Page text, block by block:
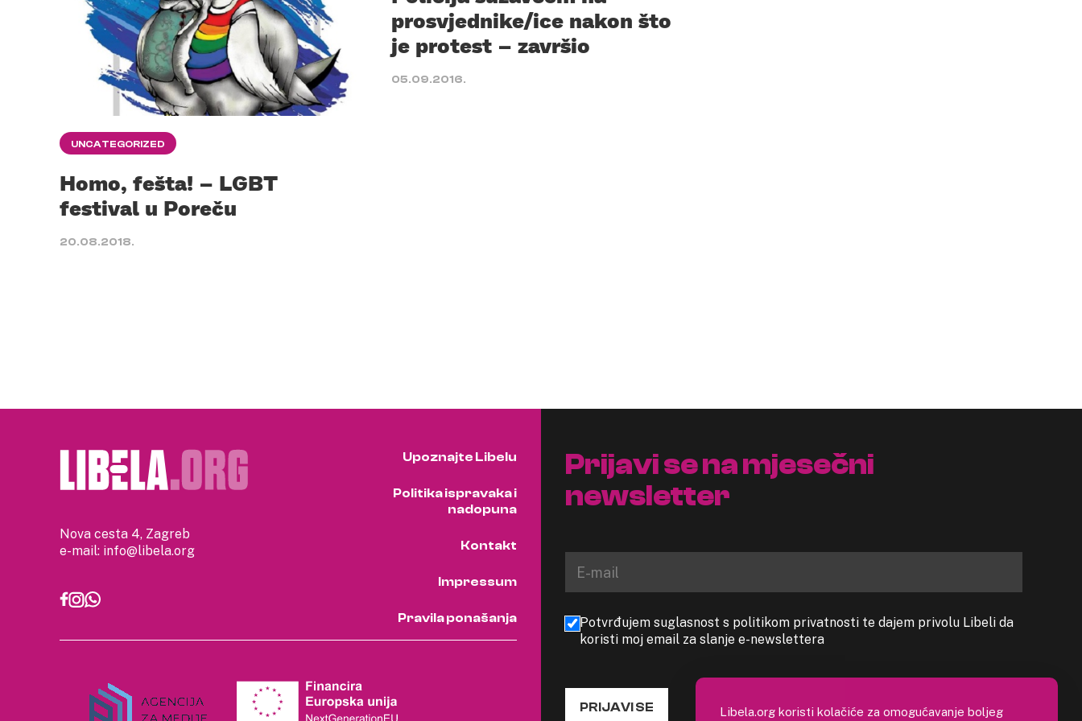
UNCATEGORIZED
Homo, fešta! – LGBT
festival u Poreču
20.08.2018.
prosvjednike/ice nakon što
je protest – završio
05.09.2016.
Nova cesta 4, Zagreb
e-mail: info@libela.org
Upoznajte Libelu
Politika ispravaka i
nadopuna
Kontakt
Impressum
Pravila ponašanja
Prijavi se na mjesečni
newsletter
Potvrđujem suglasnost s politikom privatnosti te dajem privolu Libeli da
koristi moj email za slanje e-newslettera
PRIJAVI SE Libela.org koristi kolačiće za omogućavanje boljeg